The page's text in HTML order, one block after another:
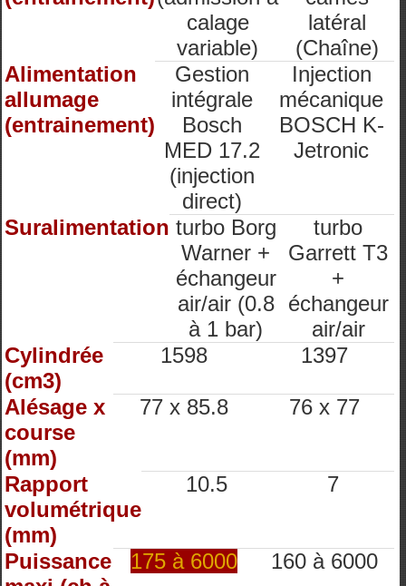
calage
variable)
latéral
(Chaîne)
Alimentation
allumage
(entrainement)
Gestion
intégrale
Bosch
MED 17.2
(injection
direct)
Injection
mécanique
BOSCH K-
Jetronic
Suralimentation turbo Borg
Warner +
échangeur
air/air (0.8
à 1 bar)
turbo
Garrett T3
+
échangeur
air/air
Cylindrée
(cm3)
1598 1397
Alésage x
course
(mm)
77 x 85.8 76 x 77
Rapport
volumétrique
(mm)
10.5 7
Puissance
175 à 6000 160 à 6000